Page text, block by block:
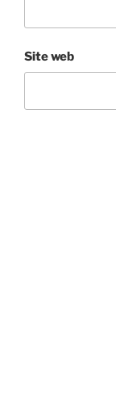
Site web